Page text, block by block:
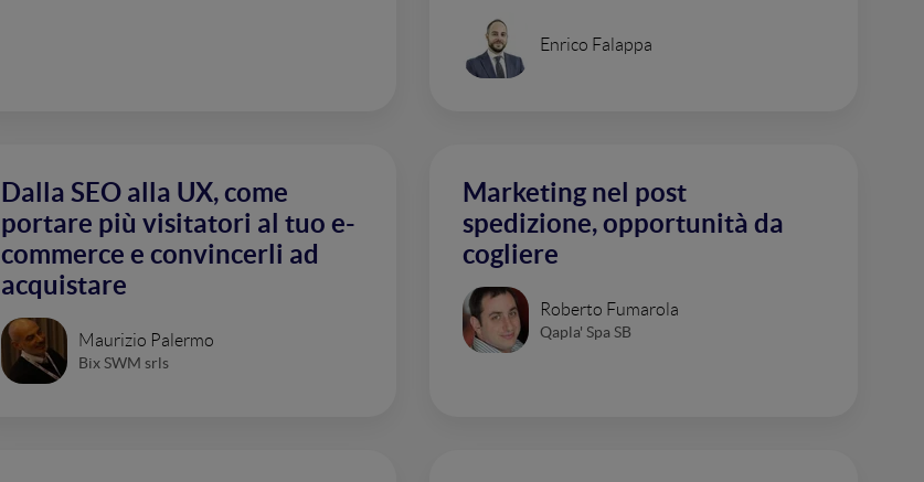
Enrico Falappa
Dalla SEO alla UX, come
portare più visitatori al tuo e-
commerce e convincerli ad
acquistare
Maurizio Palermo
Bix SWM srls
Marketing nel post
spedizione, opportunità da
cogliere
Roberto Fumarola
Qapla' Spa SB